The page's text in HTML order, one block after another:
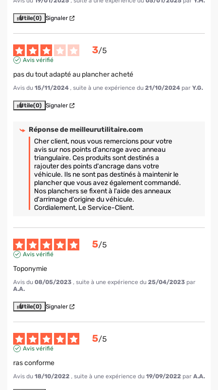
Utile(0) Signaler
3/5
Avis vérifié
pas du tout adapté au plancher acheté
Avis du 15/11/2024 , suite à une expérience du 21/10/2024 par Y.G.
Utile(0) Signaler
Réponse demeilleurutilitaire.com
Cher client, nous vous remercions pour votre
avis sur nos points d'ancrage avec anneau
triangulaire. Ces produits sont destinés a
rajouter des points d'ancrage dans votre
véhicule. Ils ne sont pas destinés à maintenir le
plancher que vous avez également commandé.
Nos planchers se fixent à l'aide des anneaux
d'arrimage d'origine du véhicule.
Cordialement, Le Service-Client.
5/5
Avis vérifié
Toponymie
Avis du 08/05/2023 , suite à une expérience du 25/04/2023 par
A.A.
Utile(0) Signaler
5/5
Avis vérifié
ras conforme
Avis du 18/10/2022 , suite à une expérience du 19/09/2022 par A.A.